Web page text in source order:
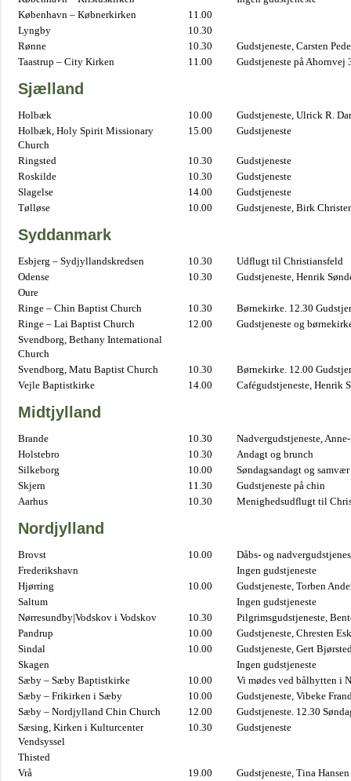
København – Købnerkirken
11.00
Lyngby
10.30
Rønne
10.30
Gudstjeneste, Carsten
Taastrup – City Kirken
11.00 Gudstjeneste på Ahornvej
Sjælland
Holbæk 10.00
Gudstjeneste, Ulrick R.
Holbæk, Holy Spirit Missionary
Church
15.00 Gudstjeneste
Ringsted 10.30
Gudstjeneste
Roskilde
10.30
Gudstjeneste
Slagelse
14.00
Gudstjeneste
Tølløse
10.00 Gudstjeneste, Birk
Syddanmark
Esbjerg – Sydjyllandskredsen 10.30
Udflugt til Christiansfeld
Odense
10.30
Gudstjeneste, Henrik
Oure
Ringe – Chin Baptist Church
10.30
Børnekirke. 12.30
Ringe – Lai Baptist Church
12.00
Gudstjeneste og
Svendborg, Bethany International
Church
Svendborg, Matu Baptist Church
10.30
Børnekirke. 12.00
Vejle Baptistkirke
14.00 Cafégudstjeneste, Henrik
Midtjylland
Brande 10.30
Nadvergudstjeneste,
Holstebro
10.30
Andagt og brunch
Silkeborg
10.00
Søndagsandagt og samvær
Skjern
11.30
Gudstjeneste på chin
Aarhus
10.30 Menighedsudflugt til
Nordjylland
Brovst 10.00
Dåbs- og
Frederikshavn
Ingen gudstjeneste
Hjørring
10.00
Gudstjeneste, Torben
Saltum
Ingen gudstjeneste
Nørresundby|Vodskov i Vodskov
10.30
Pilgrimsgudstjeneste,
Pandrup
10.00
Gudstjeneste, Chresten
Sindal
10.00
Gudstjeneste, Gert
Skagen
Ingen gudstjeneste
Sæby – Sæby Baptistkirke
10.00
Vi mødes ved bålhytten i
Sæby – Frikirken i Sæby
10.00
Gudstjeneste, Vibeke
Sæby – Nordjylland Chin Church
12.00
Gudstjeneste. 12.30
Sæsing, Kirken i Kulturcenter
Vendsyssel
10.30 Gudstjeneste
Thisted
Vrå
19.00
Gudstjeneste, Tina Hansen